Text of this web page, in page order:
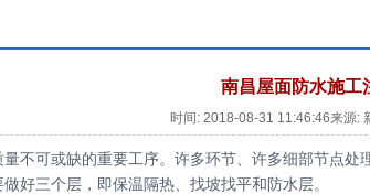
南昌屋面防水施工
时间: 2018-08-31 11:46:46来源:
量不可或缺的重要工序。许多环节、许多细部节点
好三个层，即保温隔热、找坡找平和防水层。